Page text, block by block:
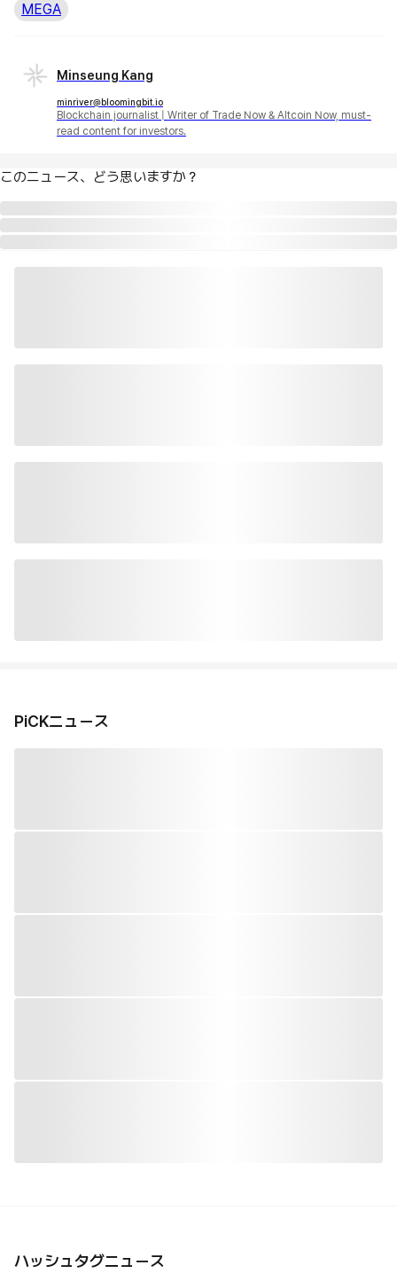
MEGA
Minseung Kang
minriver@bloomingbit.io
Blockchain journalist | Writer of Trade Now & Altcoin Now, must-
read content for investors.
このニュース、どう思いますか？
PiCKニュース
ハッシュタグニュース